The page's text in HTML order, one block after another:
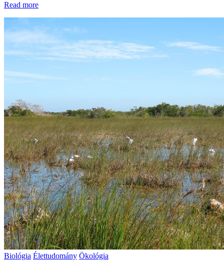
Read more
Biológia Élettudomány Ökológia